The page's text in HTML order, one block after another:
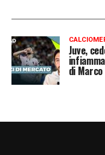
Juve,
di